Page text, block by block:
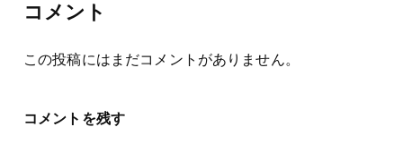
コメント
この投稿にはまだコメントがありません。
コメントを残す